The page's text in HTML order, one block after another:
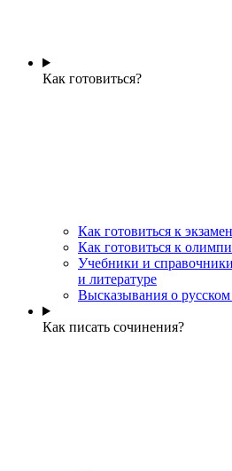
Как готовиться?
Как готовиться к
Как готовиться к
Учебники и
и литературе
Высказывания о русском
Как писать сочинения?